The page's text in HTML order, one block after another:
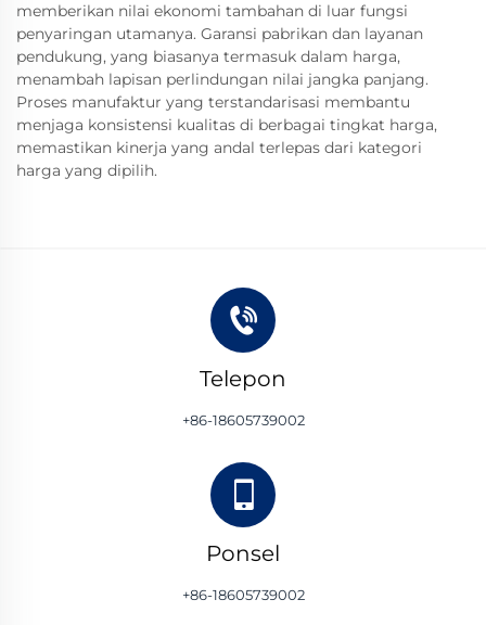
memberikan nilai ekonomi tambahan di luar fungsi
penyaringan utamanya. Garansi pabrikan dan layanan
pendukung, yang biasanya termasuk dalam harga,
menambah lapisan perlindungan nilai jangka panjang.
Proses manufaktur yang terstandarisasi membantu
menjaga konsistensi kualitas di berbagai tingkat harga,
memastikan kinerja yang andal terlepas dari kategori
harga yang dipilih.
Telepon
+86-18605739002
Ponsel
+86-18605739002